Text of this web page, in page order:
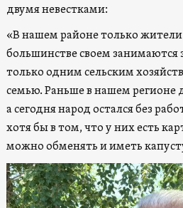
двумя невестками:
«В нашем районе только жители
большинстве своем
только одним сельским
семью. Раньше в нашем регионе
а сегодня народ остался без
хотя бы в том, что у них есть
можно обменять и иметь